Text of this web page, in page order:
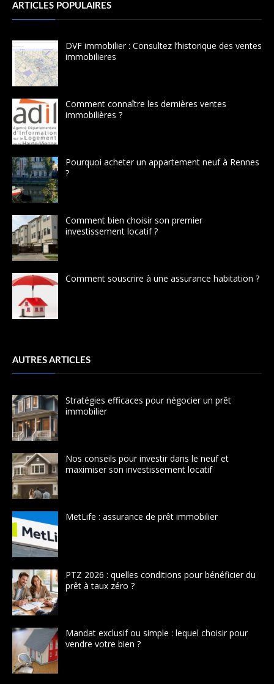
ARTICLES POPULAIRES
DVF immobilier : Consultez l’historique des ventes
immobilieres
Comment connaître les dernières ventes
immobilières ?
Pourquoi acheter un appartement neuf à Rennes
?
Comment bien choisir son premier
investissement locatif ?
Comment souscrire à une assurance habitation ?
AUTRES ARTICLES
Stratégies efficaces pour négocier un prêt
immobilier
Nos conseils pour investir dans le neuf et
maximiser son investissement locatif
MetLife : assurance de prêt immobilier
PTZ 2026 : quelles conditions pour bénéficier du
prêt à taux zéro ?
Mandat exclusif ou simple : lequel choisir pour
vendre votre bien ?